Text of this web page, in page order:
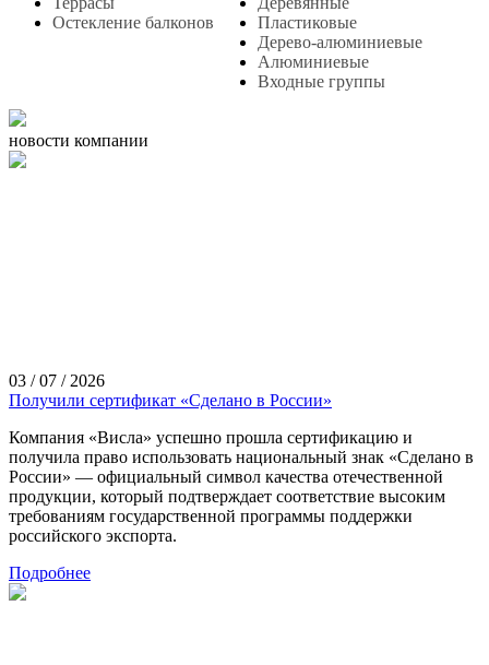
Остекление балконов
Пластиковые
Дерево-алюминиевые
Алюминиевые
Входные группы
новости компании
03 / 07 / 2026
Получили сертификат «Сделано в России»
Компания «Висла» успешно прошла сертификацию и
получила право использовать национальный знак «Сделано в
России» — официальный символ качества отечественной
продукции, который подтверждает соответствие высоким
требованиям государственной программы поддержки
российского экспорта.
Подробнее